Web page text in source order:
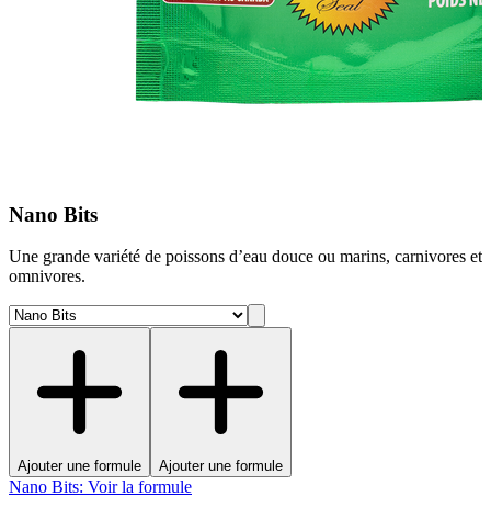
Nano Bits
Une grande variété de poissons d’eau douce ou marins, carnivores et
omnivores.
Ajouter une formule Ajouter une formule
Nano Bits: Voir la formule